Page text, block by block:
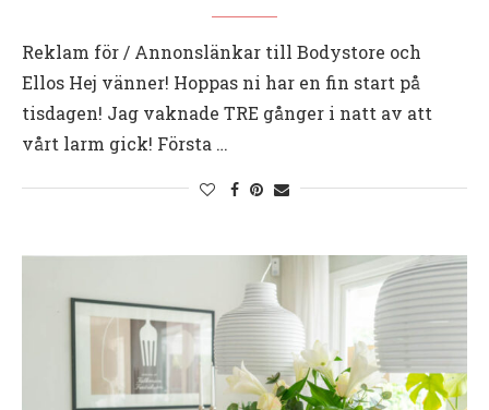
Reklam för / Annonslänkar till Bodystore och
Ellos Hej vänner! Hoppas ni har en fin start på
tisdagen! Jag vaknade TRE gånger i natt av att
vårt larm gick! Första …